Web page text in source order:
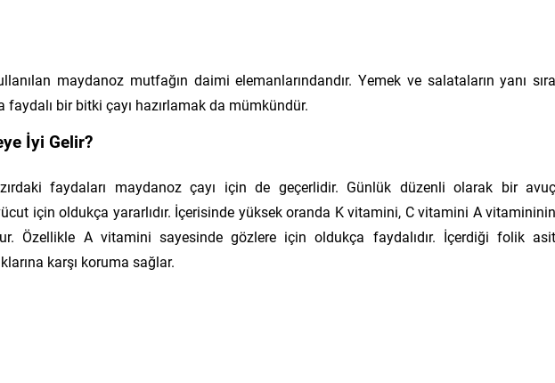
maydanoz mutfağın daimi elemanlarındandır. Yemek ve salataların yanı sıra
bir bitki çayı hazırlamak da mümkündür.
İyi Gelir?
faydaları maydanoz çayı için de geçerlidir. Günlük düzenli olarak bir avuç
için oldukça yararlıdır. İçerisinde yüksek oranda K vitamini, C vitamini A vitamininin
Özellikle A vitamini sayesinde gözlere için oldukça faydalıdır. İçerdiği folik asit
karşı koruma sağlar.